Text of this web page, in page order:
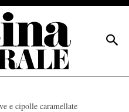
e cipolle caramellate